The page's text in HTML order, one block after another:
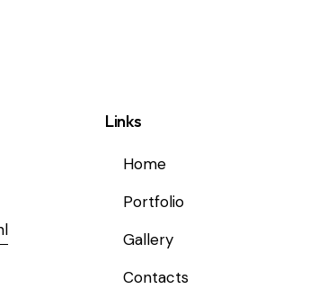
Links
Home
Portfolio
Gallery
Contacts